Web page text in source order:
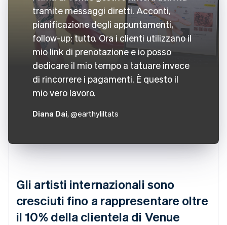
tramite messaggi diretti. Acconti,
pianificazione degli appuntamenti,
follow-up: tutto. Ora i clienti utilizzano il
mio link di prenotazione e io posso
dedicare il mio tempo a tatuare invece
di rincorrere i pagamenti. È questo il
mio vero lavoro.
Diana Dai, @earthyliltats
Gli artisti internazionali sono
cresciuti fino a rappresentare oltre
il 10% della clientela di Venue